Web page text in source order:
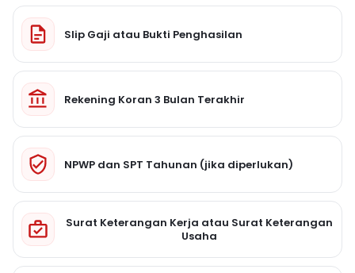
Slip Gaji atau Bukti Penghasilan
Rekening Koran 3 Bulan Terakhir
NPWP dan SPT Tahunan (jika diperlukan)
Surat Keterangan Kerja atau Surat Keterangan
Usaha